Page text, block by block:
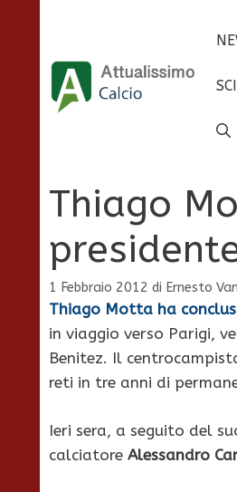
contenuto
Thiago
1 Febbraio 2012 di Ernesto
Thiago Motta ha
in viaggio verso Parigi,
Benitez. Il
reti in tre anni di
Ieri sera, a seguito del
calciatore Alessandro